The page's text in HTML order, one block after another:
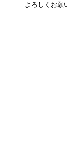
よろしくお願